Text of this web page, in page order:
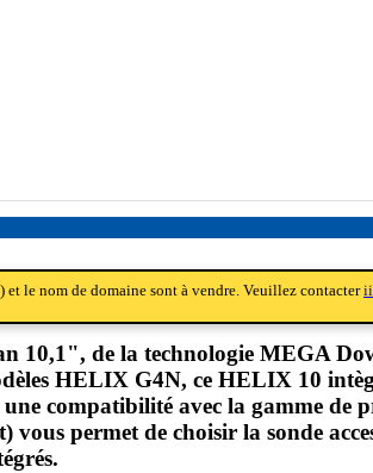
le nom de domaine sont à vendre. Veuillez contacter
de la technologie MEGA
HELIX G4N, ce HELIX 10
compatibilité avec la gamme
permet de choisir la sonde